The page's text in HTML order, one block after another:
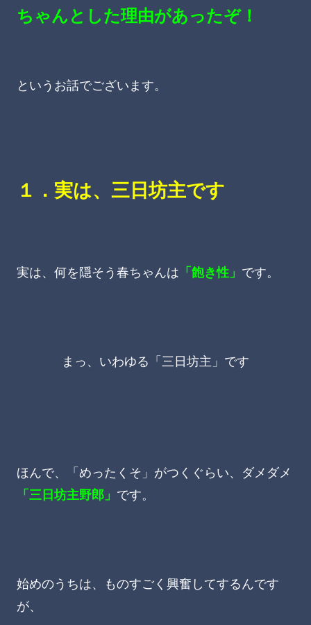
ちゃんとした理由があったぞ！
というお話でございます。
１．実は、三日坊主です
実は、何を隠そう春ちゃんは 「飽き性」 です。
まっ、いわゆる「三日坊主」です
ほんで、「めったくそ」がつくぐらい、ダメダメ
「三日坊主野郎」 です。
始めのうちは、ものすごく興奮してするんです
が、